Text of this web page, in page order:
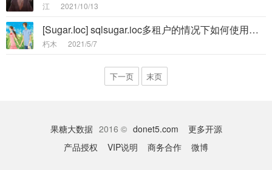
江 2021/10/13
[Sugar.Ioc] sqlsugar.ioc多租户的情况下如何使用缓存-
朽木 2021/5/7
下一页 末页
果糖大数据 2016 © donet5.com
更多开源
产品授权
VIP说明 商务合作 微博